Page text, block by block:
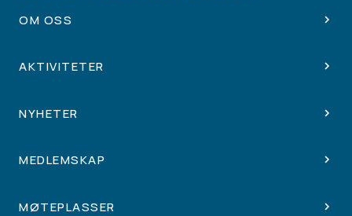
OM OSS
AKTIVITETER
NYHETER
MEDLEMSKAP
MØTEPLASSER